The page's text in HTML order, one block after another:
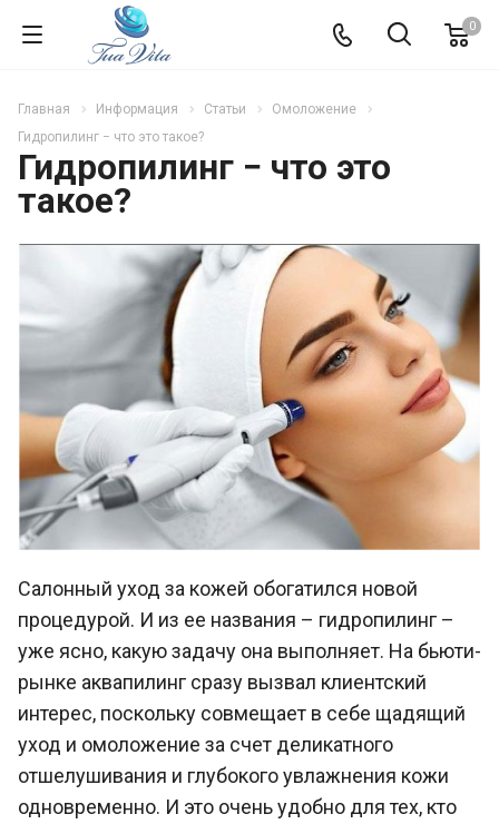
0
Главная Информация Статьи
Омоложение
Гидропилинг − что это такое?
Гидропилинг − что это
такое?
Салонный уход за кожей обогатился новой
процедурой. И из ее названия – гидропилинг –
уже ясно, какую задачу она выполняет. На бьюти-
рынке аквапилинг сразу вызвал клиентский
интерес, поскольку совмещает в себе щадящий
уход и омоложение за счет деликатного
отшелушивания и глубокого увлажнения кожи
одновременно. И это очень удобно для тех, кто